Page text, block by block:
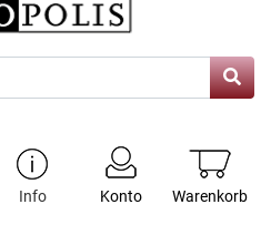
Warenkorb
Konto
Info